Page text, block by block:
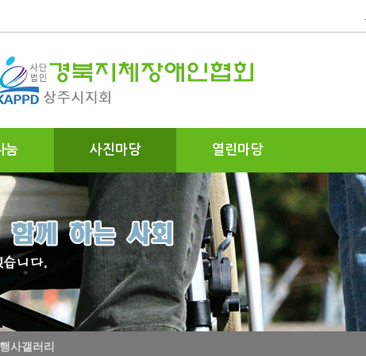
눔 사진마당 열린마당
행사갤러리